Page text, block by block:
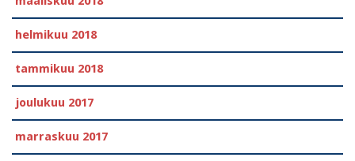
helmikuu 2018
tammikuu 2018
joulukuu 2017
marraskuu 2017